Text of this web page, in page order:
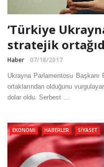
‘Türkiye
stratejik
Haber 07/18/2017
Ukrayna Parlamentosu Başkanı
ortaklarından olduğunu
dolar oldu. Serbest ...
EKONOMI HABERLER SIYASET